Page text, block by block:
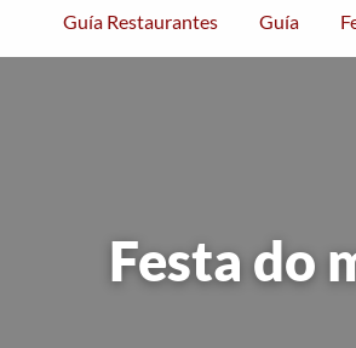
Guía Restaurantes Guía
Festa do